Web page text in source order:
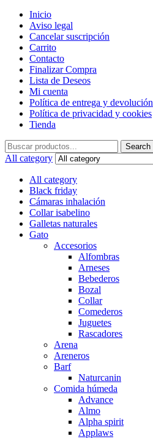
Inicio
Aviso legal
Cancelar suscripción
Carrito
Contacto
Finalizar Compra
Lista de Deseos
Mi cuenta
Política de entrega y devolución
Política de privacidad y cookies
Tienda
Search
for:
Search
All category
All category
Black friday
Cámaras inhalación
Collar isabelino
Galletas naturales
Gato
Accesorios
Alfombras
Arneses
Bebederos
Bozal
Collar
Comederos
Juguetes
Rascadores
Arena
Areneros
Barf
Naturcanin
Comida húmeda
Advance
Almo
Alpha spirit
Applaws